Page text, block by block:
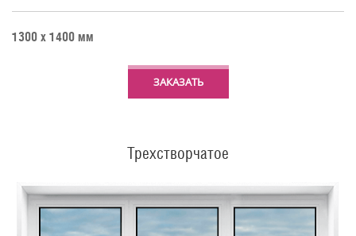
1300 х 1400 мм
ЗАКАЗАТЬ
Трехстворчатое